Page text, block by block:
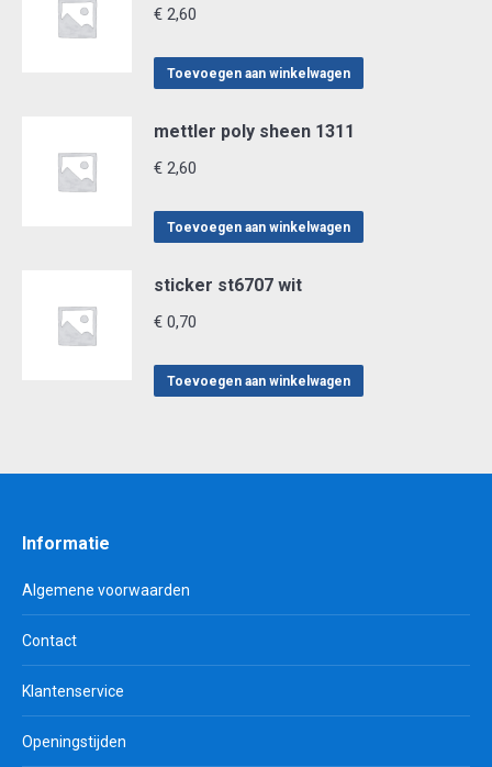
€ 2,60
Toevoegen aan winkelwagen
mettler poly sheen 1311
€ 2,60
Toevoegen aan winkelwagen
sticker st6707 wit
€ 0,70
Toevoegen aan winkelwagen
Informatie
Algemene voorwaarden
Contact
Klantenservice
Openingstijden